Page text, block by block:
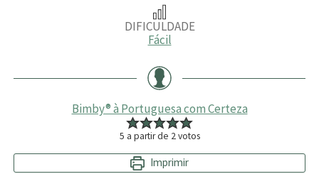
DIFICULDADE
Fácil
Bimby® à Portuguesa com Certeza
5 a partir de 2votos
Imprimir